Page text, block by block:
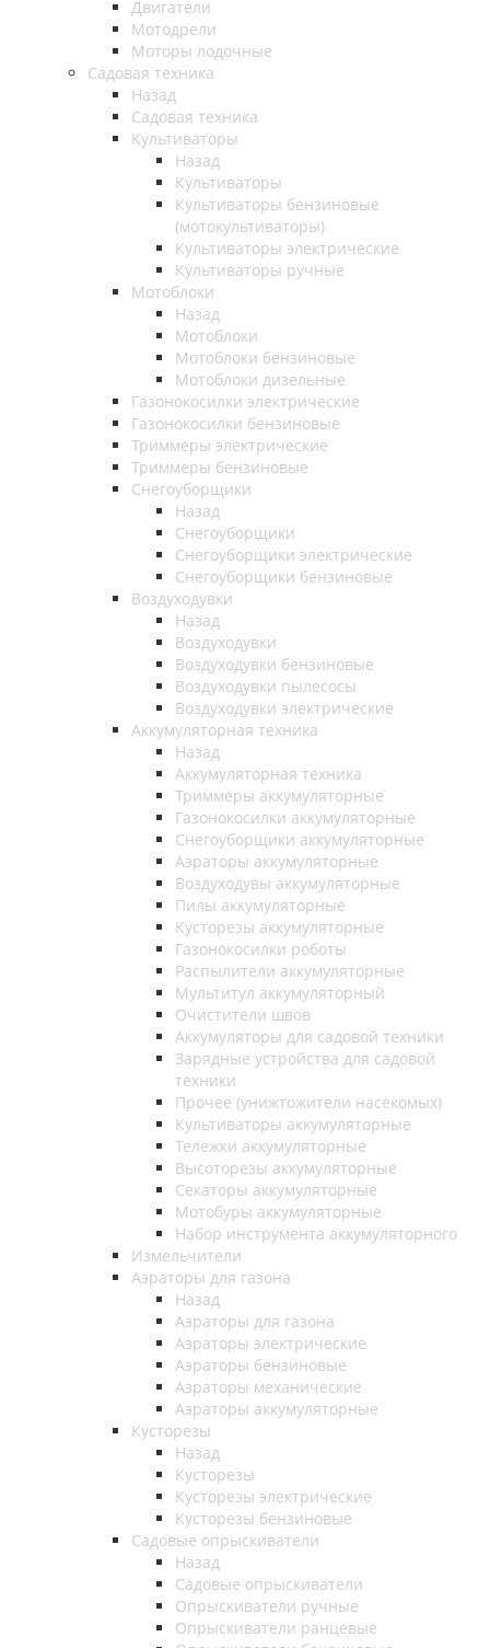
Двигатели
Мотодрели
Моторы лодочные
Садовая техника
Назад
Садовая техника
Культиваторы
Назад
Культиваторы
Культиваторы бензиновые
(мотокультиваторы)
Культиваторы электрические
Культиваторы ручные
Мотоблоки
Назад
Мотоблоки
Мотоблоки бензиновые
Мотоблоки дизельные
Газонокосилки электрические
Газонокосилки бензиновые
Триммеры электрические
Триммеры бензиновые
Снегоуборщики
Назад
Снегоуборщики
Снегоуборщики электрические
Снегоуборщики бензиновые
Воздуходувки
Назад
Воздуходувки
Воздуходувки бензиновые
Воздуходувки пылесосы
Воздуходувки электрические
Аккумуляторная техника
Назад
Аккумуляторная техника
Триммеры аккумуляторные
Газонокосилки аккумуляторные
Снегоуборщики аккумуляторные
Аэраторы аккумуляторные
Воздуходувы аккумуляторные
Пилы аккумуляторные
Кусторезы аккумуляторные
Газонокосилки роботы
Распылители аккумуляторные
Мультитул аккумуляторный
Очистители швов
Аккумуляторы для садовой техники
Зарядные устройства для садовой
техники
Прочее (унижтожители насекомых)
Культиваторы аккумуляторные
Тележки аккумуляторные
Высоторезы аккумуляторные
Секаторы аккумуляторные
Мотобуры аккумуляторные
Набор инструмента аккумуляторного
Измельчители
Аэраторы для газона
Назад
Аэраторы для газона
Аэраторы электрические
Аэраторы бензиновые
Аэраторы механические
Аэраторы аккумуляторные
Кусторезы
Назад
Кусторезы
Кусторезы электрические
Кусторезы бензиновые
Садовые опрыскиватели
Назад
Садовые опрыскиватели
Опрыскиватели ручные
Опрыскиватели ранцевые